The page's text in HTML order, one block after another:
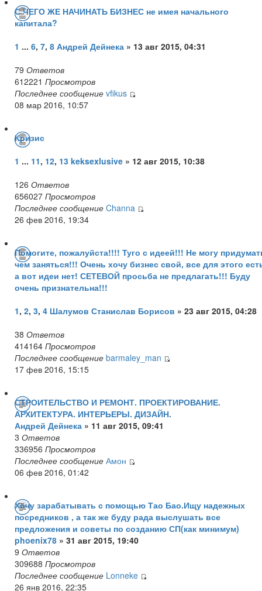
С ЧЕГО ЖЕ НАЧИНАТЬ БИЗНЕС не имея начального
капитала?
1 ... 6, 7, 8 Андрей Дейнека » 13 авг 2015, 04:31
79 Ответов
612221 Просмотров
Последнее сообщение vfikus
08 мар 2016, 10:57
Кризис
1 ... 11, 12, 13 keksexlusive » 12 авг 2015, 10:38
126 Ответов
656027 Просмотров
Последнее сообщение Channa
26 фев 2016, 19:34
Помогите, пожалуйста!!!! Туго с идеей!!! Не могу
чем заняться!!! Очень хочу бизнес свой, все для этого
а вот идеи нет! СЕТЕВОЙ просьба не предлагать!!! Буду
очень признательна!!!
1, 2, 3, 4 Шалумов Станислав Борисов » 23 авг 2015, 04:28
38 Ответов
414164 Просмотров
Последнее сообщение barmaley_man
17 фев 2016, 15:15
СТРОИТЕЛЬСТВО И РЕМОНТ. ПРОЕКТИРОВАНИЕ.
АРХИТЕКТУРА. ИНТЕРЬЕРЫ. ДИЗАЙН.
Андрей Дейнека » 11 авг 2015, 09:41
3 Ответов
336956 Просмотров
Последнее сообщение Амон
06 фев 2016, 01:42
Хочу зарабатывать с помощью Тао Бао.Ищу надежных
посредников , а так же буду рада выслушать все
предложения и советы по созданию СП(как минимум)
phoenix78 » 31 авг 2015, 19:40
9 Ответов
309688 Просмотров
Последнее сообщение Lonneke
26 янв 2016, 22:35